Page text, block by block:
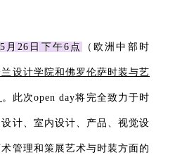
5月26日下午6点 （欧洲中部时
设计学院和佛罗伦萨时装与艺
。此次open day将完全致力于时
计、室内设计、产品、视觉设
管理和策展艺术与时装方面的